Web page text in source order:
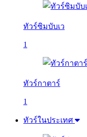
ทัวร์ซิมบับเว
1
ทัวร์กาตาร์
1
ทัวร์ในประเทศ